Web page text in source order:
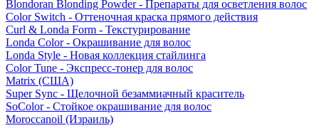
Blondoran Blonding Powder - Препараты для осветления волос
Color Switch - Оттеночная краска прямого действия
Curl & Londa Form - Текстурирование
Londa Color - Окрашивание для волос
Londa Style - Новая коллекция стайлинга
Color Tune - Экспресс-тонер для волос
Matrix (США)
Super Sync - Щелочной безаммиачный краситель
SoColor - Стойкое окрашивание для волос
Moroccanoil (Израиль)